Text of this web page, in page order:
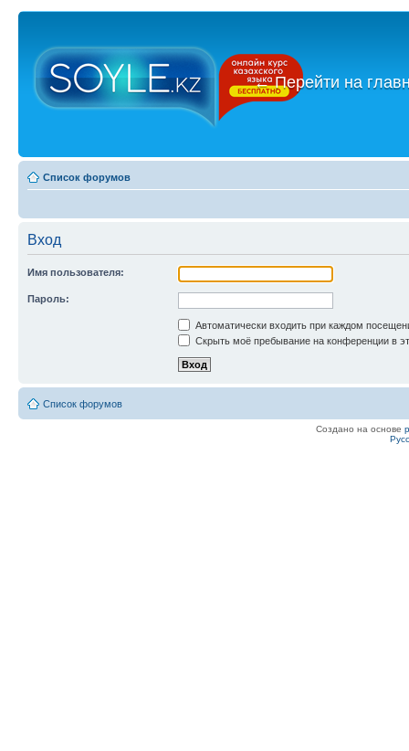
←Перейти на
Список форумов
Вход
Имя пользователя:
Пароль:
Автоматически входить при каждом
Скрыть моё пребывание на конференции в
Список форумов
Создано на основе